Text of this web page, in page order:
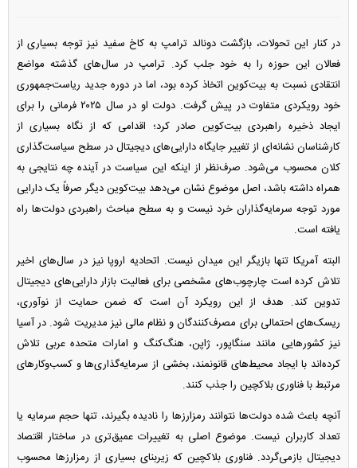
در کنار این تحولات، بازگشت دونالد ترامپ به کاخ سفید نیز توجه بسیاری از
فعالان این حوزه را به خود جلب کرد. ترامپ در سال‌های گذشته مواضع
انتقادی نسبت به بیت‌کوین اتخاذ کرده بود، اما در دوره جدید ریاست‌جمهوری
خود رویکردی متفاوت در پیش گرفت. دولت او در سال ۲۰۲۵ فرمانی را برای
ایجاد ذخیره راهبردی بیت‌کوین صادر کرد؛ اقدامی که از نگاه بسیاری از
کارشناسان نشانه‌ای از تغییر جایگاه دارایی‌های دیجیتال در سطح سیاست‌گذاری
کلان محسوب می‌شود. صرف‌نظر از اینکه این سیاست در آینده چه نتایجی به
همراه داشته باشد، اصل موضوع نشان می‌دهد بیت‌کوین دیگر صرفاً یک دارایی
مورد توجه سرمایه‌گذاران خرد نیست و به سطح مباحث راهبردی دولت‌ها راه
یافته است.
البته آمریکا تنها بازیگر این میدان نیست. اتحادیه اروپا نیز در سال‌های اخیر
تلاش کرده است چارچوب‌های مشخصی برای فعالیت بازار دارایی‌های دیجیتال
تدوین کند. هدف از این رویکرد آن است که ضمن حمایت از نوآوری،
ریسک‌های احتمالی برای مصرف‌کنندگان و نظام مالی نیز مدیریت شود. در آسیا
نیز کشور‌هایی مانند سنگاپور، ژاپن، هنگ‌کنگ و امارات متحده عربی تلاش
کرده‌اند با ایجاد محیط‌های قانونمند، بخشی از سرمایه‌گذاری‌ها و کسب‌وکار‌های
مرتبط با فناوری بلاکچین را جذب کنند.
آنچه باعث شده دولت‌ها نتوانند رمزارز‌ها را نادیده بگیرند، تنها حجم سرمایه یا
تعداد کاربران نیست. موضوع اصلی به تغییرات عمیق‌تری در ساختار اقتصاد
دیجیتال بازمی‌گردد. فناوری بلاکچین که زیربنای بسیاری از رمزارز‌ها محسوب